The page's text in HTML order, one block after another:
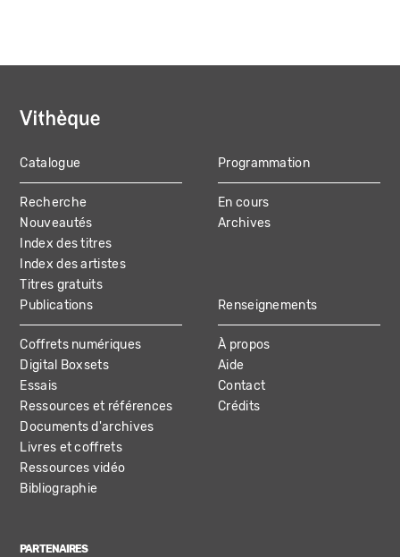
MAIN
NAVIGATION
Catalogue
Recherche
Nouveautés
Index des titres
Index des artistes
Titres gratuits
Programmation
En cours
Archives
Publications
Coffrets numériques
Digital Boxsets
Essais
Ressources et références
Documents d'archives
Livres et coffrets
Ressources vidéo
Bibliographie
Renseignements
À propos
Aide
Contact
Crédits
PARTENAIRES